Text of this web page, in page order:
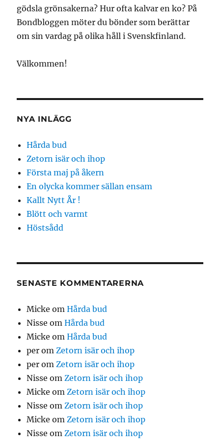
gödsla grönsakerna? Hur ofta kalvar en ko? På
Bondbloggen möter du bönder som berättar
om sin vardag på olika håll i Svenskfinland.
Välkommen!
NYA INLÄGG
Hårda bud
Zetorn isär och ihop
Första maj på åkern
En olycka kommer sällan ensam
Kallt Nytt År !
Blött och varmt
Höstsådd
SENASTE KOMMENTARERNA
Micke omHårda bud
Nisse omHårda bud
Micke omHårda bud
per om Zetorn isär och ihop
per om Zetorn isär och ihop
Nisse om Zetorn isär och ihop
Micke om Zetorn isär och ihop
Nisse om Zetorn isär och ihop
Micke om Zetorn isär och ihop
Nisse om Zetorn isär och ihop